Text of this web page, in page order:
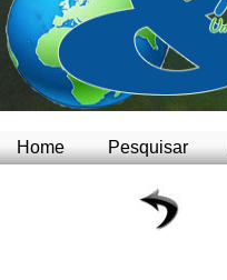
Home Pesquisar